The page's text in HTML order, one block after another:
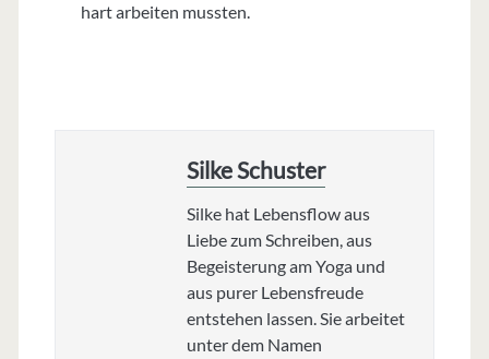
hart arbeiten mussten.
Silke Schuster
Silke hat Lebensflow aus
Liebe zum Schreiben, aus
Begeisterung am Yoga und
aus purer Lebensfreude
entstehen lassen. Sie arbeitet
unter dem Namen